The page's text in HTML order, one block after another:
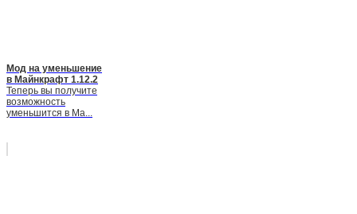
Мод на уменьшение
в Майнкрафт 1.12.2
Теперь вы получите
возможность
уменьшится в Ма...